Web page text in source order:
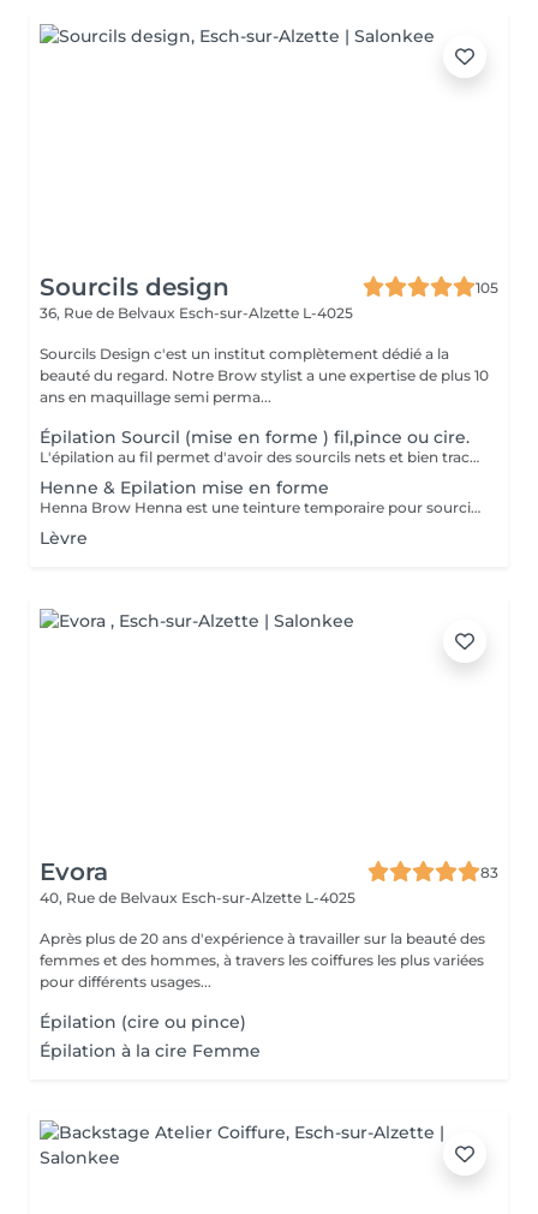
Sourcils design
105
36, Rue de Belvaux Esch-sur-Alzette L-4025
Sourcils Design c'est un institut complètement dédié a la
beauté du regard. Notre Brow stylist a une expertise de plus 10
ans en maquillage semi perma...
Épilation Sourcil (mise en forme ) fil,pince ou cire.
L'épilation au fil permet d'avoir des sourcils nets et bien tracés. Avec des sourcils bien dessinés, vous pourrez avoir un regard attrayant et charmant. Pas de poils incarnés Les poils incarnés sont des poils qui poussent sous la peau. Ils ne sont pas esthétiques. Ils peuvent aussi causer des inflammations et des boutons rouges douloureux. Avec l'épilation au fil, vous pouvez dire adieu aux poils incarnés. Vous aurez un résultat efficace et une peau douce. D'un autre côté, cette technique d'épilation évite les poils cassés..
Henne & Epilation mise en forme
Henna Brow Henna est une teinture temporaire pour sourcils qui reste pendant quelques jours sur la peau située sous les sourcils (jusqu'à deux semaines) et reste sur les poils pendant quatre à six semaines. C'est une excellente solution pour les clientes qui souhaitent que leurs sourcils restent plus foncés que leur couleur naturelle pendant la même durée que leur mise en forme, ou celles qui veulent des sourcils plus fournis sans devoir utiliser de maquillage ou de crayon à sourcils. C'est un moyen fantastique d'essayer une forme avant de s'engager avec un maquillage semi-permanent, ou si vous voulez que vos sourcils soient mis en forme et remplis de façon temporaire.
Lèvre
Evora
83
40, Rue de Belvaux Esch-sur-Alzette L-4025
Après plus de 20 ans d'expérience à travailler sur la beauté des
femmes et des hommes, à travers les coiffures les plus variées
pour différents usages...
Épilation (cire ou pince)
Épilation à la cire Femme